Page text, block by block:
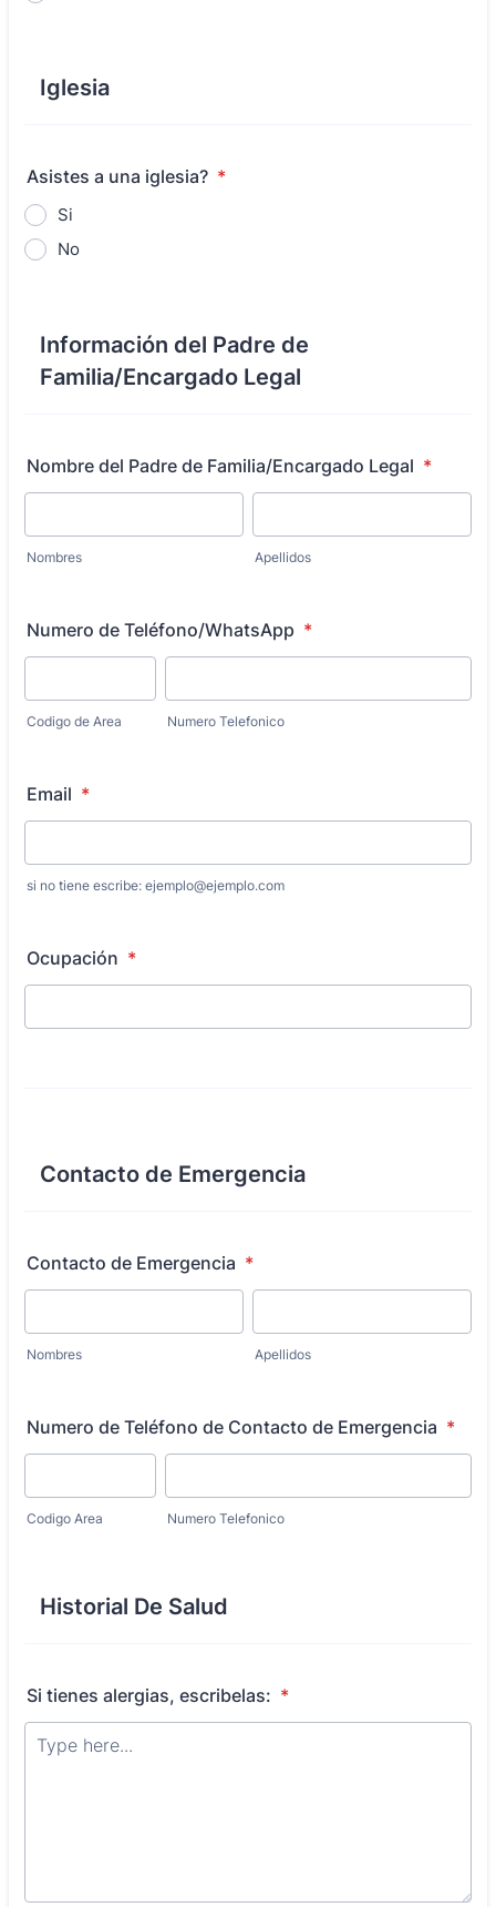
Iglesia
Asistes a una iglesia? *
Si
No
Información del Padre de
Familia/Encargado Legal
Nombre del Padre de Familia/Encargado Legal *
Nombres Apellidos
Numero de Teléfono/WhatsApp *
Codigo de Area Numero Telefonico
Email *
si no tiene escribe: ejemplo@ejemplo.com
Ocupación *
Contacto de Emergencia
Contacto de Emergencia *
Nombres Apellidos
Numero de Teléfono de Contacto de Emergencia *
Codigo Area Numero Telefonico
Historial De Salud
Si tienes alergias, escribelas: *